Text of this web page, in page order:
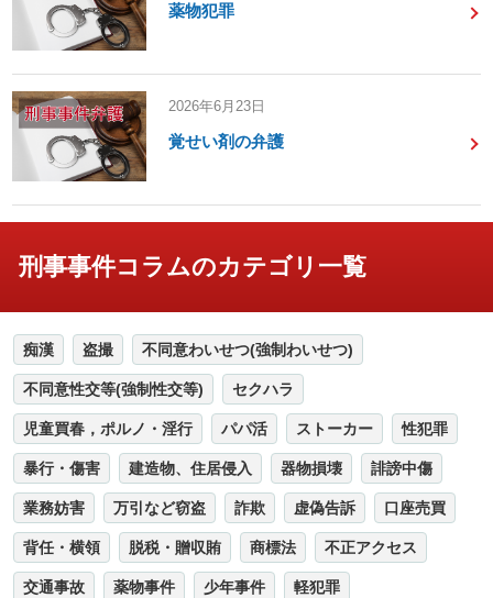
薬物犯罪
2026年6月23日
覚せい剤の弁護
刑事事件コラムのカテゴリ一覧
痴漢 盗撮 不同意わいせつ(強制わいせつ)
不同意性交等(強制性交等) セクハラ
児童買春，ポルノ・淫行 パパ活 ストーカー 性犯罪
暴行・傷害 建造物、住居侵入 器物損壊 誹謗中傷
業務妨害 万引など窃盗 詐欺 虚偽告訴 口座売買
背任・横領 脱税・贈収賄 商標法 不正アクセス
交通事故 薬物事件 少年事件 軽犯罪